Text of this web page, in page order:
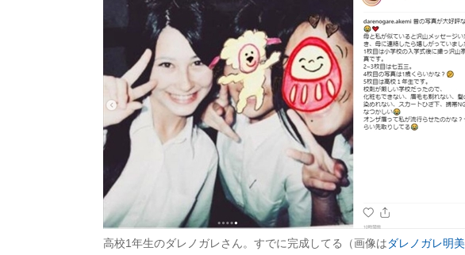
高校1年生のダレノガレさん。すでに完成してる（画像はダレノガレ明美